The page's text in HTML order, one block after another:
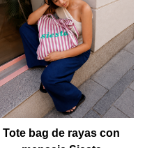
Tote bag de rayas con